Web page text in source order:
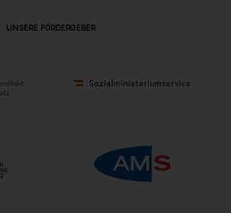
UNSERE FÖRDERGEBER